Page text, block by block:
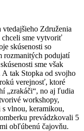
Združenia
chceli sme vytvoriť
skúsenosti so
rozmanitých podujatí
sme však
tak Stopka od svojho
verejnosť, ktoré
„zrakáči“, no aj ľudia
workshopy,
vlnou, keramikou,
prevádzkovali 5
obľúbenú čajovňu.